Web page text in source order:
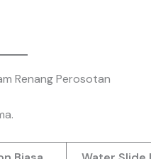
Renang Perosotan